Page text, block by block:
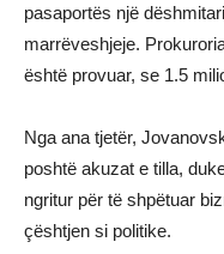
pasaportës një
marrëveshjeje.
është provuar, se 1.5
Nga ana tjetër,
poshtë akuzat e tilla,
ngritur për të shpëtuar
çështjen si politike.